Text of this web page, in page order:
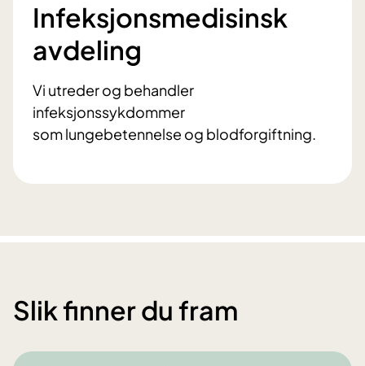
Infeksjonsmedisinsk
avdeling
Vi utreder og behandler
infeksjonssykdommer
som lungebetennelse og blodforgiftning.
Slik finner du fram